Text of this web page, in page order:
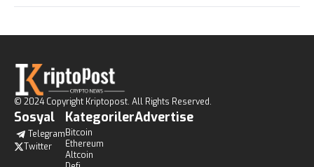
© 2024 Copyright Kriptopost. All Rights Reserved.
Sosyal
Telegram
Twitter
Kategoriler
Bitcoin
Ethereum
Altcoin
Advertise